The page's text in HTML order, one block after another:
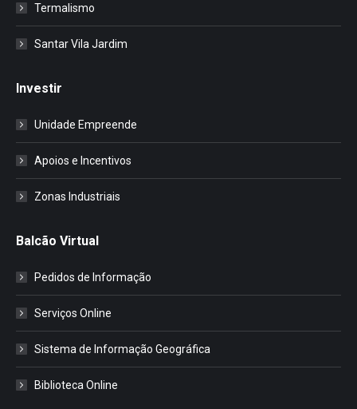
Termalismo
Santar Vila Jardim
Investir
Unidade Empreende
Apoios e Incentivos
Zonas Industriais
Balcão Virtual
Pedidos de Informação
Serviços Online
Sistema de Informação Geográfica
Biblioteca Online